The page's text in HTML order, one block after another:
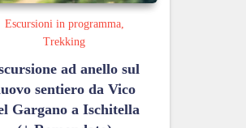
Escursioni in programma
Trekking
ad anello sul
sentiero da Vico
Gargano a Ischitella